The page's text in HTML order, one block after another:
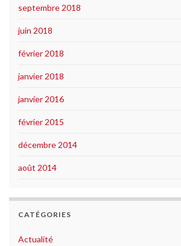
septembre 2018
juin 2018
février 2018
janvier 2018
janvier 2016
février 2015
décembre 2014
août 2014
CATÉGORIES
Actualité